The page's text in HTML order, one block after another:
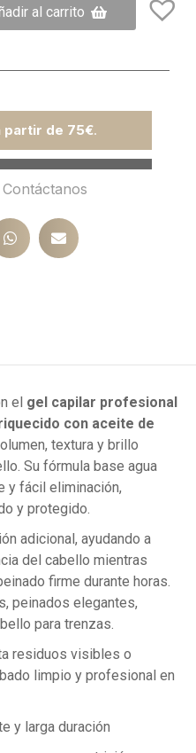
al carrito
partir de 75€.
Contáctanos
el gel capilar profesional
con aceite de
textura y brillo
Su fórmula base agua
y fácil eliminación,
y protegido.
adicional, ayudando a
del cabello mientras
firme durante horas.
peinados elegantes,
para trenzas.
residuos visibles o
limpio y profesional en
y larga duración